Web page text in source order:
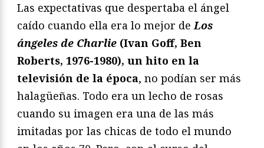
Las expectativas que despertaba el ángel
caído cuando ella era lo mejor deLos
ángeles de Charlie (Ivan Goff, Ben
Roberts, 1976-1980), un hito en la
televisión de la época, no podían ser más
halagüeñas. Todo era un lecho de rosas
cuando su imagen era una de las más
imitadas por las chicas de todo el mundo